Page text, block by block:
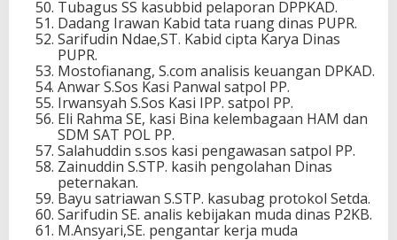
Tubagus SS kasubbid pelaporan DPPKAD.
Dadang Irawan Kabid tata ruang dinas PUPR.
Sarifudin Ndae,ST. Kabid cipta Karya Dinas
PUPR.
Mostofianang, S.com analisis keuangan DPKAD.
Anwar S.Sos Kasi Panwal satpol PP.
Irwansyah S.Sos Kasi IPP. satpol PP.
Eli Rahma SE, kasi Bina kelembagaan HAM dan
SDM SAT POL PP.
Salahuddin s.sos kasi pengawasan satpol PP.
Zainuddin S.STP. kasih pengolahan Dinas
peternakan.
Bayu satriawan S.STP. kasubag protokol Setda.
Sarifudin SE. analis kebijakan muda dinas P2KB.
M.Ansyari,SE. pengantar kerja muda